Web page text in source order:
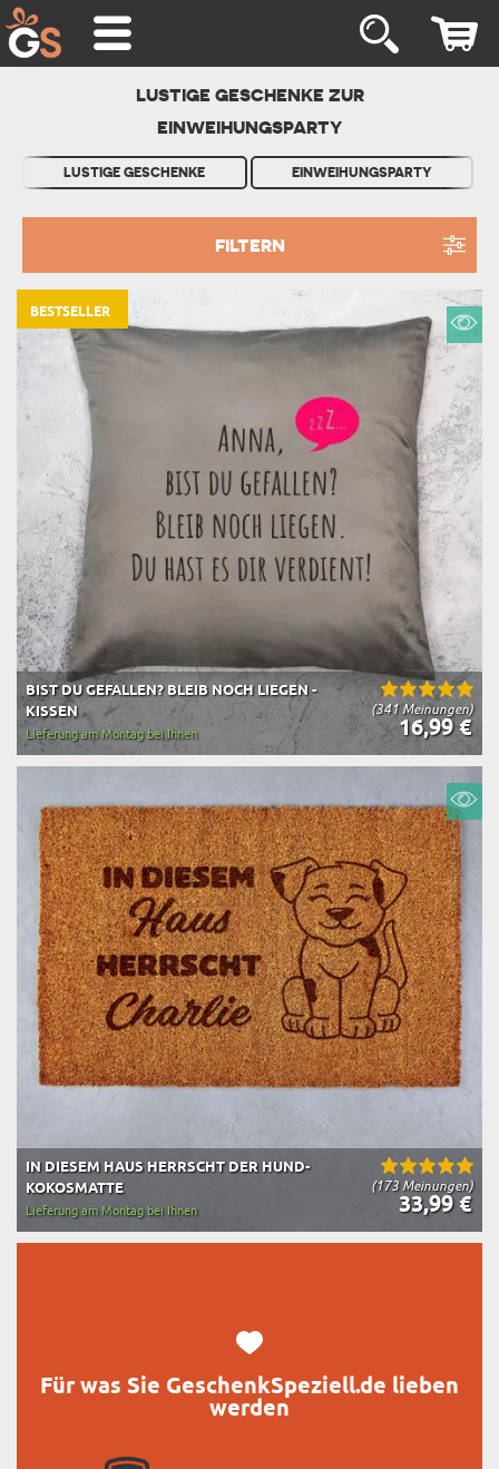
LUSTIGE GESCHENKE ZUR
EINWEIHUNGSPARTY
LUSTIGE GESCHENKE EINWEIHUNGSPARTY
FILTERN
(341 Meinungen)
BIST DU GEFALLEN? BLEIB NOCH LIEGEN -
KISSEN
16,99 €
Lieferung am Montag bei Ihnen
BESTSELLER
(173 Meinungen)
IN DIESEM HAUS HERRSCHT DER HUND-
KOKOSMATTE
33,99 €
Lieferung am Montag bei Ihnen
Für was Sie GeschenkSpeziell.de lieben
werden